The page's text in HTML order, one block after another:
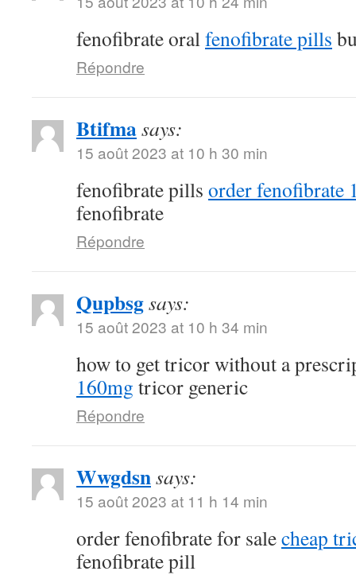
fenofibrate oralfenofibrate pills
Répondre
Btifmasays:
15 août 2023 at 10 h 30 min
fenofibrate pills order fenofibrate
fenofibrate
Répondre
Qupbsgsays:
15 août 2023 at 10 h 34 min
how to get tricor without a
160mg tricor generic
Répondre
Wwgdsnsays:
15 août 2023 at 11 h 14 min
order fenofibrate for salecheap
fenofibrate pill